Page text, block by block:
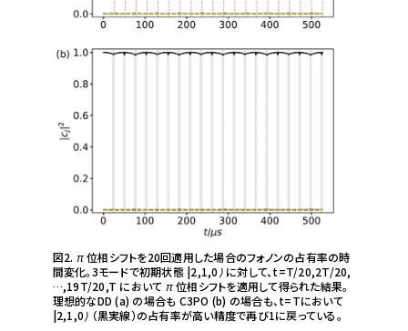
図2. π位相シフトを20回適用した場合のフォノンの占有率の時
間変化。3モードで初期状態 |2,1,0⟩に対して、 t=T/20,2T/20,
…,19T/20,T において π位相シフトを適用して得られた結果。
理想的なDD (a) の場合も C3PO (b) の場合も、t=Tにおいて
|2,1,0⟩ （黒実線）の占有率が高い精度で再び1に戻っている。